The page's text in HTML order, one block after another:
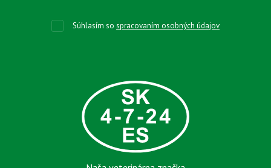
Súhlasím sospracovaním osobných údajov